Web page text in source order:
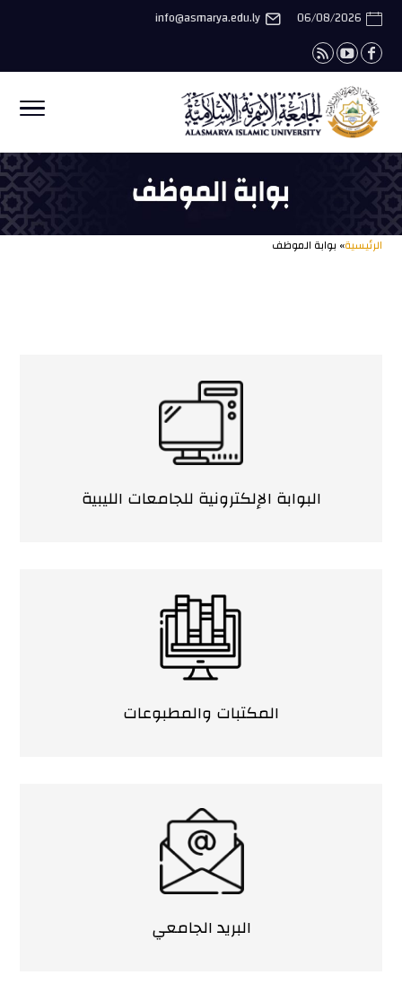
06/08/2026
info@asmarya.edu.ly
الرئيسية» بوابة الموظف
البوابة الإلكترونية للجامعات الليبية
المكتبات والمطبوعات
البريد الجامعي